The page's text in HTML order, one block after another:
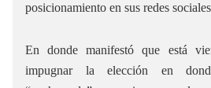
posicionamiento en sus redes
En donde manifestó que está
impugnar la elección en